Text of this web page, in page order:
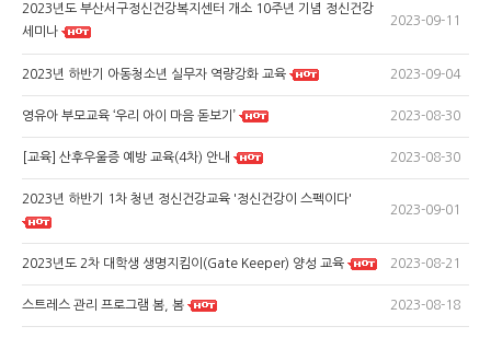
2023년도 부산서구정신건강복지센터 개소 10주년 기념 정신건강
세미나
2023-09-11
2023년 하반기 아동청소년 실무자 역량강화 교육 2023-09-04
영유아 부모교육 ‘우리 아이 마음 돋보기’ 2023-08-30
[교육] 산후우울증 예방 교육(4차) 안내 2023-08-30
2023년 하반기 1차 청년 정신건강교육 '정신건강이 스펙이다'
2023-09-01
2023년도 2차 대학생 생명지킴이(Gate Keeper) 양성 교육 2023-08-21
스트레스 관리 프로그램 봄, 봄 2023-08-18